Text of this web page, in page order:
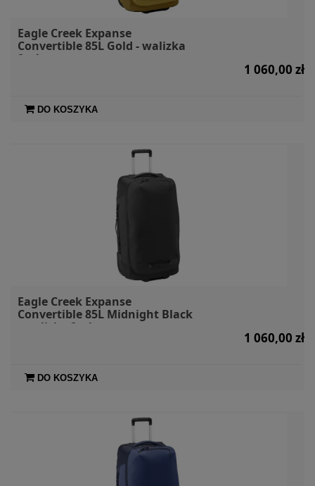
Eagle Creek Expanse
Convertible 85L Gold - walizka
2w1
1 060,00 zł
DO KOSZYKA
Eagle Creek Expanse
Convertible 85L Midnight Black
- walizka 2w1
1 060,00 zł
DO KOSZYKA